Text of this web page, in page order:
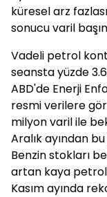
küresel arz
sonucu varil
Vadeli petrol
seansta yüzde
ABD'de Enerji
resmi verilere
milyon varil ile
Aralık ayından
Benzin stokları
artan kaya
Kasım ayında